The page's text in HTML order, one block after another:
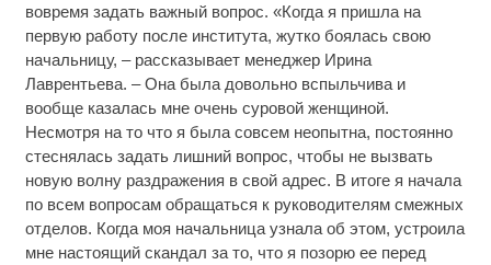
вовремя задать важный вопрос. «Когда я пришла на
первую работу после института, жутко боялась свою
начальницу, – рассказывает менеджер Ирина
Лаврентьева. – Она была довольно вспыльчива и
вообще казалась мне очень суровой женщиной.
Несмотря на то что я была совсем неопытна, постоянно
стеснялась задать лишний вопрос, чтобы не вызвать
новую волну раздражения в свой адрес. В итоге я начала
по всем вопросам обращаться к руководителям смежных
отделов. Когда моя начальница узнала об этом, устроила
мне настоящий скандал за то, что я позорю ее перед